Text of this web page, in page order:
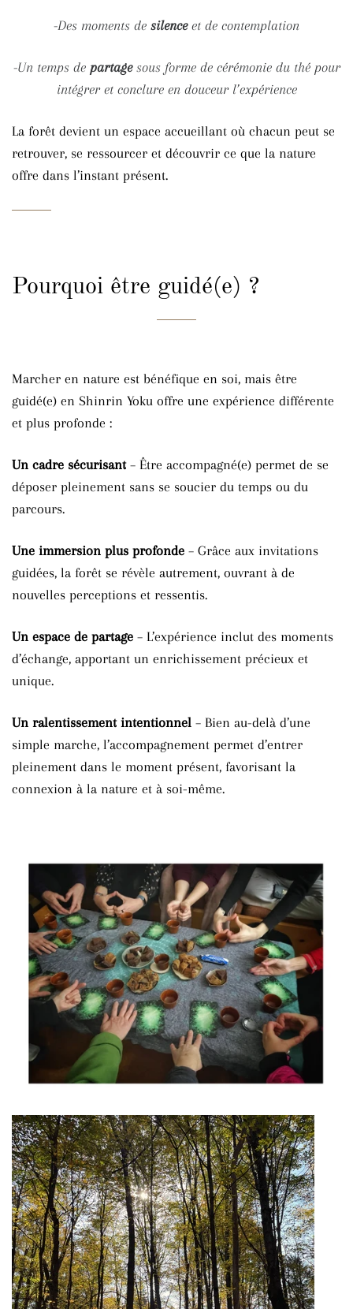
-Des moments de silenceet de contemplation
-Un temps de partagesous forme de cérémonie du thé pour
intégrer et conclure en douceur l’expérience
La forêt devient un espace accueillant où chacun peut se
retrouver, se ressourcer et découvrir ce que la nature
offre dans l’instant présent.
Pourquoi être guidé(e) ?
Marcher en nature est bénéfique en soi, mais être
guidé(e) en Shinrin Yoku offre une expérience différente
et plus profonde :
Un cadre sécurisant – Être accompagné(e) permet de se
déposer pleinement sans se soucier du temps ou du
parcours.
Une immersion plus profonde – Grâce aux invitations
guidées, la forêt se révèle autrement, ouvrant à de
nouvelles perceptions et ressentis.
Un espace de partage – L’expérience inclut des moments
d’échange, apportant un enrichissement précieux et
unique.
Un ralentissement intentionnel – Bien au-delà d’une
simple marche, l’accompagnement permet d’entrer
pleinement dans le moment présent, favorisant la
connexion à la nature et à soi-même.